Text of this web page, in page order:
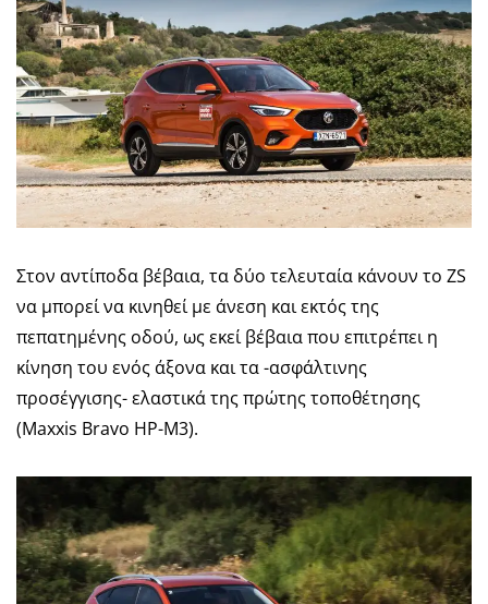
Στον αντίποδα βέβαια, τα δύο τελευταία κάνουν το ZS
να μπορεί να κινηθεί με άνεση και εκτός της
πεπατημένης οδού, ως εκεί βέβαια που επιτρέπει η
κίνηση του ενός άξονα και τα -ασφάλτινης
προσέγγισης- ελαστικά της πρώτης τοποθέτησης
(Maxxis Bravo HP-M3).